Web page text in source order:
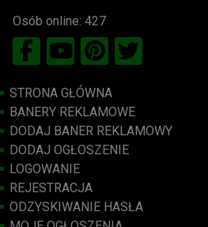
Osób online: 427
STRONA GŁÓWNA
BANERY REKLAMOWE
DODAJ BANER REKLAMOWY
DODAJ OGŁOSZENIE
LOGOWANIE
REJESTRACJA
ODZYSKIWANIE HASŁA